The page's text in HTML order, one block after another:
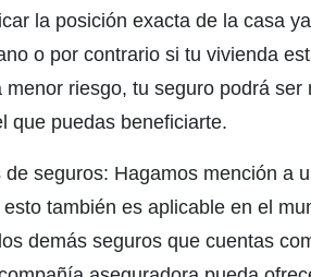
la posición exacta de la casa
o por contrario si tu vivienda
riesgo, tu seguro podrá
que puedas beneficiarte.
seguros: Hagamos mención a
esto también es aplicable en el
demás seguros que cuentas